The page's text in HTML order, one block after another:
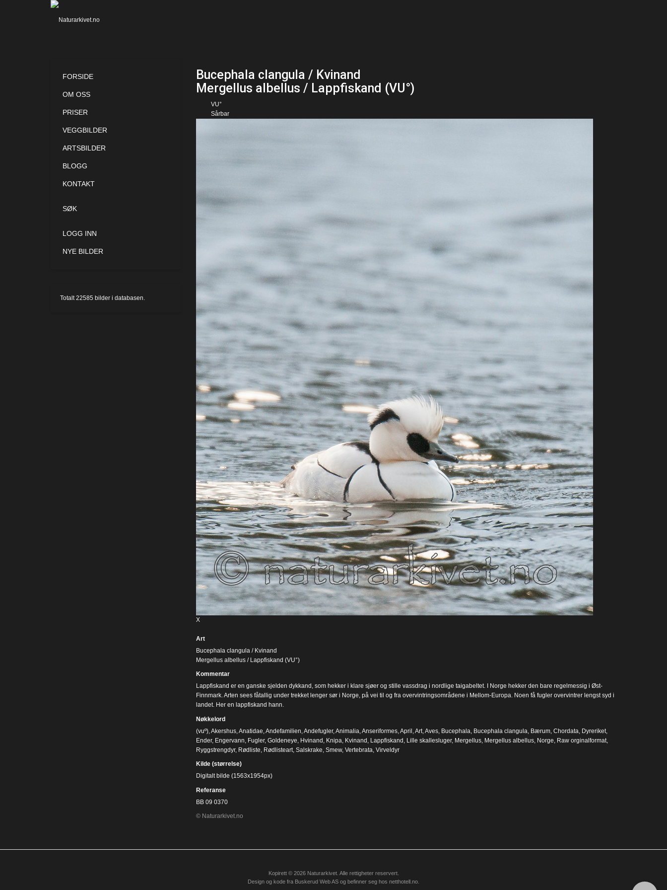
Bucephala clangula / Kvinand
Mergellus albellus / Lappfiskand (VU°)
VU°
Sårbar
X
Art
Bucephala clangula / Kvinand
Mergellus albellus / Lappfiskand (VU°)
Kommentar
Lappfiskand er en ganske sjelden dykkand, som hekker i klare sjøer og stille vassdrag i nordlige taigabeltet. I Norge hekker den bare regelmessig i Øst-
Finnmark. Arten sees fåtallig under trekket lenger sør i Norge, på vei til og fra overvintringsområdene i Mellom-Europa. Noen få fugler overvintrer lengst syd i
landet. Her en lappfiskand hann.
Nøkkelord
(vuº), Akershus, Anatidae Andefamilien Andefugler, Animalia Anseriformes, April Art, Aves, Bucephala Bucephala clangula Bærum, Chordata Dyreriket,
Ender, Engervann Fugler, Goldeneye Hvinand Knipa Kvinand Lappfiskand Lille skallesluger, Mergellus, Mergellus albellus, Norge Raw orginalformat,
Ryggstrengdyr, Rødliste Rødlisteart, Salskrake Smew, Vertebrata Virveldyr
Kilde (størrelse)
Digitalt bilde (1563x1954px)
Referanse
BB 09 0370
© Naturarkivet.no
FORSIDE
OM OSS
PRISER
VEGGBILDER
ARTSBILDER
BLOGG
KONTAKT
SØK
LOGG INN
NYE BILDER
Totalt22585 bilder i databasen.
Kopirett © 2026 Naturarkivet. Alle rettigheter reservert.
Design og kode fra Buskerud Web AS og befinner seg hos netthotell.no